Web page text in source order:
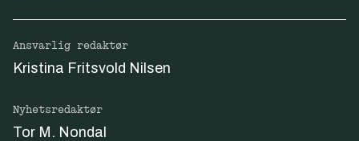
Ansvarlig redaktør
Kristina Fritsvold Nilsen
Nyhetsredaktør
Tor M. Nondal